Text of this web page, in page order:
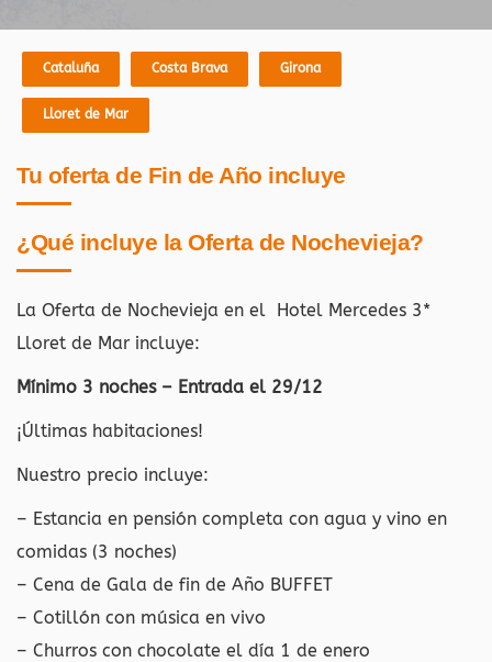
Cataluña Costa Brava Girona
Lloret de Mar
Tu oferta de Fin de Año incluye
¿Qué incluye la Oferta de Nochevieja?
La Oferta de Nochevieja en el Hotel Mercedes 3*
Lloret de Mar incluye:
Mínimo 3 noches – Entrada el 29/12
¡Últimas habitaciones!
Nuestro precio incluye:
– Estancia en pensión completa con agua y vino en
comidas (3 noches)
– Cena de Gala de fin de Año BUFFET
– Cotillón con música en vivo
– Churros con chocolate el día 1 de enero